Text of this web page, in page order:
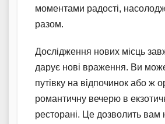
моментами радості,
разом.
Дослідження нових місць
дарує нові враження. Ви
путівку на відпочинок або ж
романтичну вечерю в
ресторані. Це дозволить вам